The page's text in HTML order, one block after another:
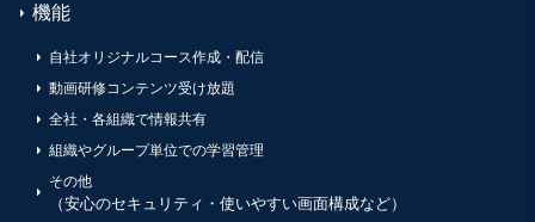
機能
自社オリジナルコース作成・配信
動画研修コンテンツ受け放題
全社・各組織で情報共有
組織やグループ単位での学習管理
その他
（安心のセキュリティ・使いやすい画面構成など）